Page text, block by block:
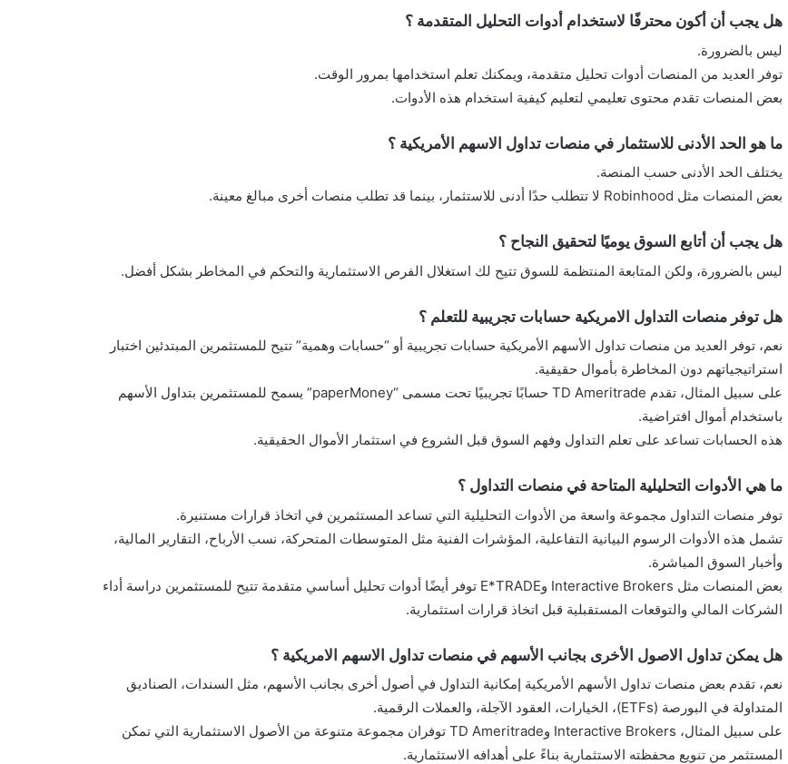
هل يجب أن أكون محترفًا لاستخدام أدوات التحليل المتقدمة ؟
ليس بالضرورة.
توفر العديد من المنصات أدوات تحليل متقدمة، ويمكنك تعلم استخدامها بمرور الوقت.
بعض المنصات تقدم محتوى تعليمي لتعليم كيفية استخدام هذه الأدوات.
ما هو الحد الأدنى للاستثمار في منصات تداول الاسهم الأمريكية ؟
يختلف الحد الأدنى حسب المنصة.
بعض المنصات مثل Robinhood لا تتطلب حدًا أدنى للاستثمار، بينما قد تطلب منصات أخرى مبالغ معينة.
هل يجب أن أتابع السوق يوميًا لتحقيق النجاح ؟
ليس بالضرورة، ولكن المتابعة المنتظمة للسوق تتيح لك استغلال الفرص الاستثمارية والتحكم في المخاطر بشكل أفضل.
هل توفر منصات التداول الامريكية حسابات تجريبية للتعلم ؟
نعم، توفر العديد من منصات تداول الأسهم الأمريكية حسابات تجريبية أو “حسابات وهمية” تتيح للمستثمرين المبتدئين اختبار
استراتيجياتهم دون المخاطرة بأموال حقيقية.
على سبيل المثال، تقدم TD Ameritrade حسابًا تجريبيًا تحت مسمى “paperMoney” يسمح للمستثمرين بتداول الأسهم
باستخدام أموال افتراضية.
هذه الحسابات تساعد على تعلم التداول وفهم السوق قبل الشروع في استثمار الأموال الحقيقية.
ما هي الأدوات التحليلية المتاحة في منصات التداول ؟
توفر منصات التداول مجموعة واسعة من الأدوات التحليلية التي تساعد المستثمرين في اتخاذ قرارات مستنيرة.
تشمل هذه الأدوات الرسوم البيانية التفاعلية، المؤشرات الفنية مثل المتوسطات المتحركة، نسب الأرباح، التقارير المالية،
وأخبار السوق المباشرة.
بعض المنصات مثل Interactive Brokers وE*TRADE توفر أيضًا أدوات تحليل أساسي متقدمة تتيح للمستثمرين دراسة أداء
الشركات المالي والتوقعات المستقبلية قبل اتخاذ قرارات استثمارية.
هل يمكن تداول الاصول الأخرى بجانب الأسهم في منصات تداول الاسهم الامريكية ؟
نعم، تقدم بعض منصات تداول الأسهم الأمريكية إمكانية التداول في أصول أخرى بجانب الأسهم، مثل السندات، الصناديق
المتداولة في البورصة (ETFs)، الخيارات، العقود الآجلة، والعملات الرقمية.
على سبيل المثال، Interactive Brokers وTD Ameritrade توفران مجموعة متنوعة من الأصول الاستثمارية التي تمكن
المستثمر من تنويع محفظته الاستثمارية بناءً على أهدافه الاستثمارية.